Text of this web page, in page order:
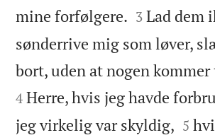
mine forfølgere. 

3 Lad dem
sønderrive mig som løver,
bort, uden at nogen
4 Herre, hvis jeg havde
jeg virkelig var skyldig, 

5